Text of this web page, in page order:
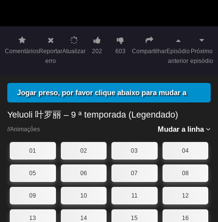
ComentáriosReportar
erro
Atualizar 202 603 CompartilharEpisódio
anterior
Próximo
episódio
Jogar preso, por favor clique abaixo para mudar a
linha
Yeluoli 叶罗丽 – 9 ª temporada (Legendado)
Mudar a linha
//Animações
01 02 03 04
05 06 07 08
09 10 11 12
13 14 15 16